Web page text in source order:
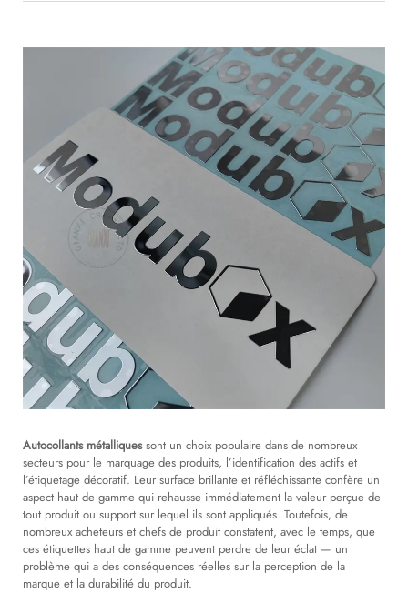
Autocollants métalliquessont un choix populaire dans de nombreux
secteurs pour le marquage des produits, l’identification des actifs et
l’étiquetage décoratif. Leur surface brillante et réfléchissante confère un
aspect haut de gamme qui rehausse immédiatement la valeur perçue de
tout produit ou support sur lequel ils sont appliqués. Toutefois, de
nombreux acheteurs et chefs de produit constatent, avec le temps, que
ces étiquettes haut de gamme peuvent perdre de leur éclat — un
problème qui a des conséquences réelles sur la perception de la
marque et la durabilité du produit.